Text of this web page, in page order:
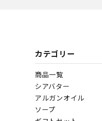
カテゴリー
商品一覧
シアバター
アルガンオイル
ソープ